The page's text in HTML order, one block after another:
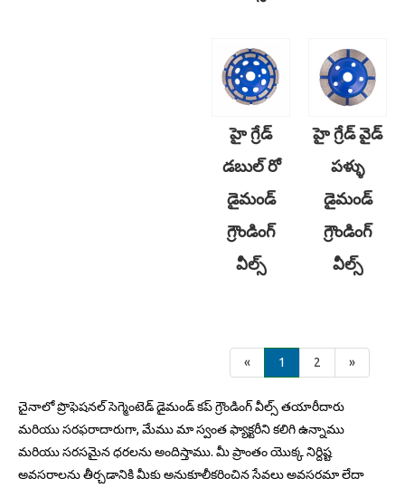
హై గ్రేడ్
డబుల్ రో
డైమండ్
గ్రౌండింగ్
వీల్స్
హై గ్రేడ్ వైడ్
పళ్ళు
డైమండ్
గ్రౌండింగ్
వీల్స్
« 1 2 »
చైనాలో ప్రొఫెషనల్ సెగ్మెంటెడ్ డైమండ్ కప్ గ్రౌండింగ్ వీల్స్ తయారీదారు
మరియు సరఫరాదారుగా, మేము మా స్వంత ఫ్యాక్టరీని కలిగి ఉన్నాము
మరియు సరసమైన ధరలను అందిస్తాము. మీ ప్రాంతం యొక్క నిర్దిష్ట
అవసరాలను తీర్చడానికి మీకు అనుకూలీకరించిన సేవలు అవసరమా లేదా